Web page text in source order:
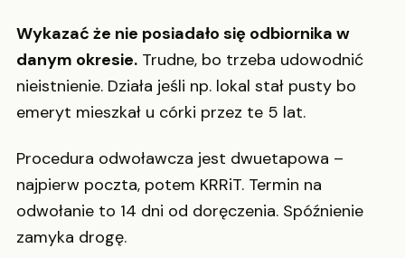
Wykazać że nie posiadało się odbiornika w
danym okresie. Trudne, bo trzeba udowodnić
nieistnienie. Działa jeśli np. lokal stał pusty bo
emeryt mieszkał u córki przez te 5 lat.
Procedura odwoławcza jest dwuetapowa –
najpierw poczta, potem KRRiT. Termin na
odwołanie to 14 dni od doręczenia. Spóźnienie
zamyka drogę.